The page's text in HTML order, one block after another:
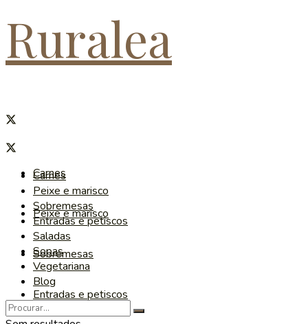
Ruralea
Carnes
Peixe e marisco
Sobremesas
Entradas e petiscos
Carnes
Peixe e marisco
Sobremesas
Entradas e petiscos
Saladas
Sopas
Vegetariana
Blog